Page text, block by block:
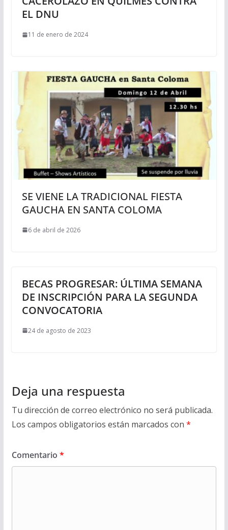
EL DNU
11 de enero de 2024
SE VIENE LA TRADICIONAL FIESTA
GAUCHA EN SANTA COLOMA
6 de abril de 2026
BECAS PROGRESAR: ÚLTIMA SEMANA
DE INSCRIPCIÓN PARA LA SEGUNDA
CONVOCATORIA
24 de agosto de 2023
Deja una respuesta
Tu dirección de correo electrónico no será publicada.
Los campos obligatorios están marcados con *
Comentario *